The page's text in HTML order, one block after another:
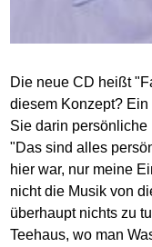
Die neue CD heißt
diesem Konzept?
Sie darin
"Das sind alles
hier war, nur meine
nicht die Musik von
überhaupt nichts zu
Teehaus, wo man